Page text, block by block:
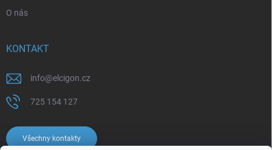
O nás
KONTAKT
info@elcigon.cz
725 154 127
Všechny kontakty